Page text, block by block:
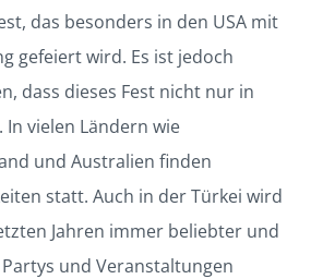
das besonders in den USA mit
gefeiert wird. Es ist jedoch
dass dieses Fest nicht nur in
In vielen Ländern wie
und Australien finden
statt. Auch in der Türkei wird
Jahren immer beliebter und
und Veranstaltungen